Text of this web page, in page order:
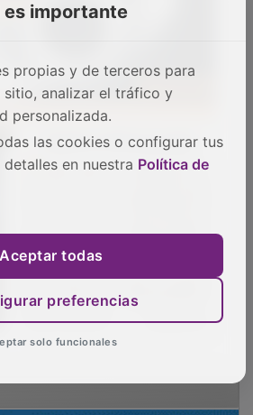
importante
propias y de terceros para
analizar el tráfico y
personalizada.
las cookies o configurar tus
en nuestra Política de
Aceptar todas
preferencias
solo funcionales